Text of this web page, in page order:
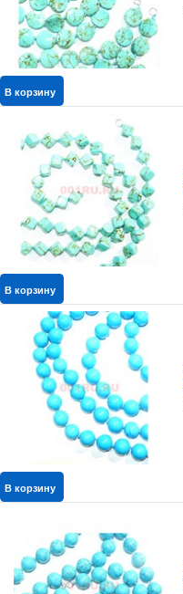
В корзину
В корзину
В корзину